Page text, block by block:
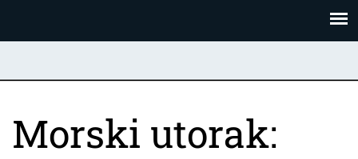
Morski utorak: